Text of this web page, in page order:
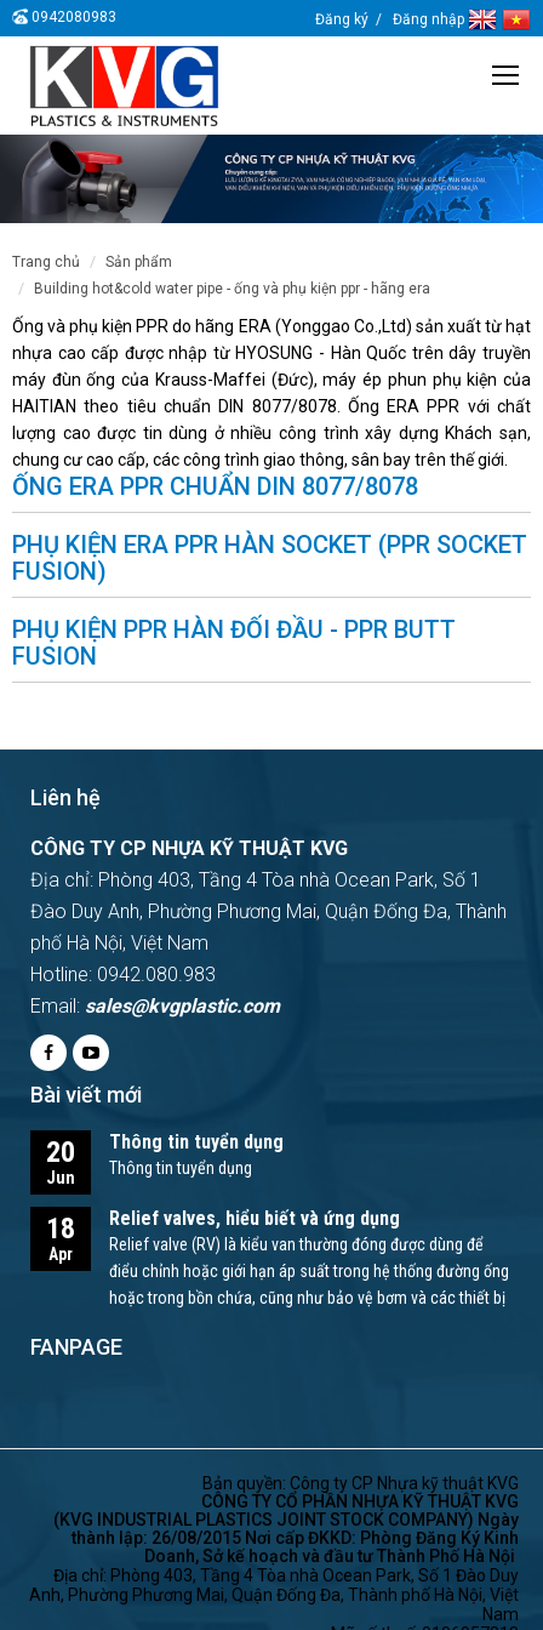
0942080983 Đăng ký Đăng nhập
trang chủ
sản phẩm
building hot&cold water pipe - ống và phụ kiện ppr - hãng era
Ống và phụ kiện PPR do hãng ERA (Yonggao Co.,Ltd) sản xuất từ hạt
nhựa cao cấp được nhập từ HYOSUNG - Hàn Quốc trên dây truyền
máy đùn ống của Krauss-Maffei (Đức), máy ép phun phụ kiện của
HAITIAN theo tiêu chuẩn DIN 8077/8078. Ống ERA PPR với chất
lượng cao được tin dùng ở nhiều công trình xây dựng Khách sạn,
chung cư cao cấp, các công trình giao thông, sân bay trên thế giới.
ỐNG ERA PPR CHUẨN DIN 8077/8078
PHỤ KIỆN ERA PPR HÀN SOCKET (PPR SOCKET
FUSION)
PHỤ KIỆN PPR HÀN ĐỐI ĐẦU - PPR BUTT
FUSION
Liên hệ
CÔNG TY CP NHỰA KỸ THUẬT KVG
Địa chỉ: Phòng 403, Tầng 4 Tòa nhà Ocean Park, Số 1
Đào Duy Anh, Phường Phương Mai, Quận Đống Đa, Thành
phố Hà Nội, Việt Nam
Hotline: 0942.080.983
Email: sales@kvgplastic.com
Bài viết mới
20
Jun
Thông tin tuyển dụng
Thông tin tuyển dụng
18
Apr
Relief valves, hiểu biết và ứng dụng
Relief valve (RV) là kiểu van thường đóng được dùng để
điểu chỉnh hoặc giới hạn áp suất trong hệ thống đường ống
hoặc trong bồn chứa, cũng như bảo vệ bơm và các thiết bị
FANPAGE
Bản quyền: Công ty CP Nhựa kỹ thuật KVG
CÔNG TY CỔ PHẦN NHỰA KỸ THUẬT KVG
(KVG INDUSTRIAL PLASTICS JOINT STOCK COMPANY) Ngày
thành lập: 26/08/2015 Nơi cấp ĐKKD: Phòng Đăng Ký Kinh
Doanh, Sở kế hoạch và đầu tư Thành Phố Hà Nội
Địa chỉ: Phòng 403, Tầng 4 Tòa nhà Ocean Park, Số 1 Đào Duy
Anh, Phường Phương Mai, Quận Đống Đa, Thành phố Hà Nội, Việt
Nam